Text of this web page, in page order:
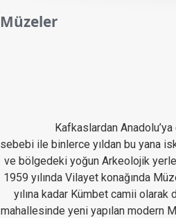
Müzeler
Kafkaslardan
sebebi ile binlerce yıldan bu yana
ve bölgedeki yoğun Arkeolojik
1959 yılında Vilayet konağında
yılına kadar Kümbet camii
mahallesinde yeni yapılan modern